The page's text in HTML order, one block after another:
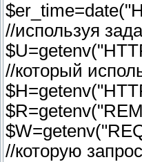
//используя
//который
//которую